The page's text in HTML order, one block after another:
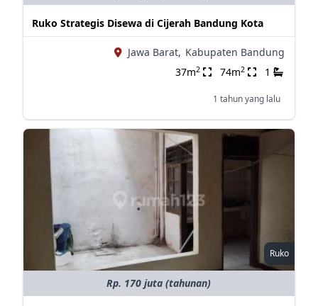
Ruko Strategis Disewa di Cijerah Bandung Kota
Jawa Barat, Kabupaten Bandung
37m2 74m2 1
1 tahun yang lalu
Ruko
Rp. 170 juta (tahunan)